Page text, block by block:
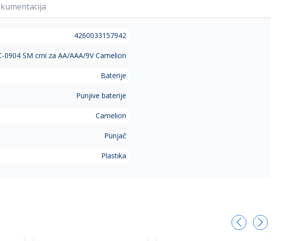
4260033157942
0904 SM crni za AA/AAA/9V Camelion
Baterije
Punjive baterije
Camelion
Punjač
Plastika